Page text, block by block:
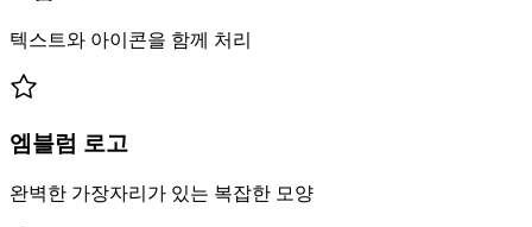
텍스트와 아이콘을 함께 처리
엠블럼 로고
완벽한 가장자리가 있는 복잡한 모양